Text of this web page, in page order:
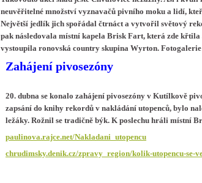
neuvěřitelné množství vyznavačů pivního moku a lidí,
Největší jedlík jich spořádal čtrnáct a vytvořil světový
pak následovala místní kapela Brisk Fart, která zde křtila
vystoupila ronovská country skupina Wyrton. Fotogalerie
Zahájení pivosezóny
20. dubna se konalo zahájení pivosezóny v Kutílkově
zapsání do knihy rekordů v nakládání utopenců, bylo
ležáky. Rožnil se tradičně býk. K poslechu hráli místní
paulinova.rajce.net/Nakladani_utopencu
chrudimsky.denik.cz/zpravy_region/kolik-utopencu-se-